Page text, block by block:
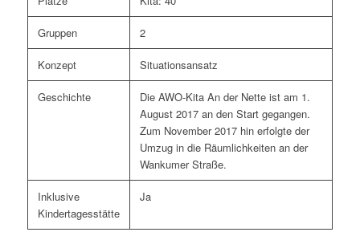
Gruppen 2
Konzept Situationsansatz
Geschichte
Die AWO-Kita An der Nette ist am 1.
August 2017 an den Start gegangen.
Zum November 2017 hin erfolgte der
Umzug in die Räumlichkeiten an der
Wankumer Straße.
Inklusive
Kindertagesstätte
Ja